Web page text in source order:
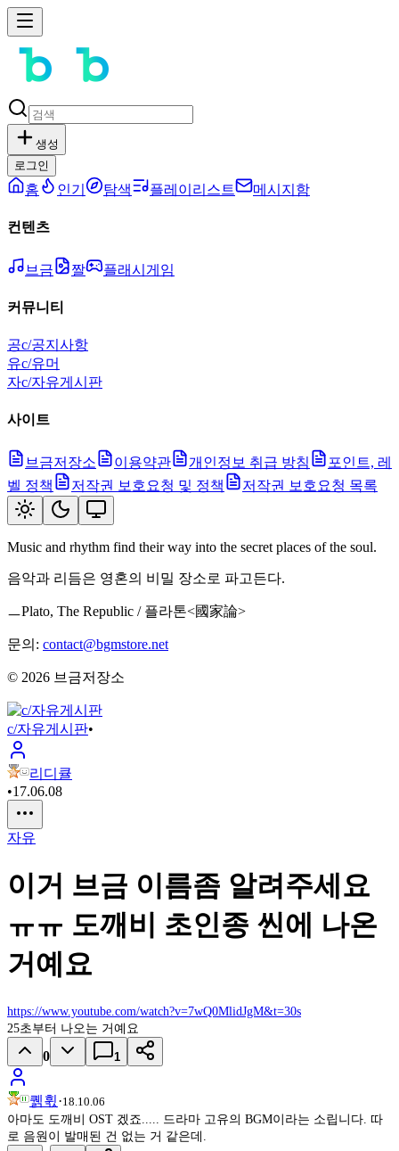
생성
로그인
홈 인기 탐색 플레이리스트 메시지함
컨텐츠
브금 짤 플래시게임
커뮤니티
공c/공지사항
유c/유머
자c/자유게시판
사이트
브금저장소 이용약관 개인정보 취급 방침
포인트, 레
벨 정책
저작권 보호요청 및 정책 저작권 보호요청 목록
Music and rhythm find their way into the secret places of the soul.
음악과 리듬은 영혼의 비밀 장소로 파고든다.
ㅡPlato, The Republic / 플라톤<國家論>
문의: contact@bgmstore.net
© 2026 브금저장소
c/자유게시판•
리디큘
•17.06.08
자유
이거 브금 이름좀 알려주세요
ㅠㅠ 도깨비 초인종 씬에 나온
거예요
https://www.youtube.com/watch?v=7wQ0MlidJgM&t=30s
25초부터 나오는 거예요
0 1
퀡휛·18.10.06
아마도 도깨비 OST 겠죠..... 드라마 고유의 BGM이라는 소립니다. 따
로 음원이 발매된 건 없는 거 같은데.